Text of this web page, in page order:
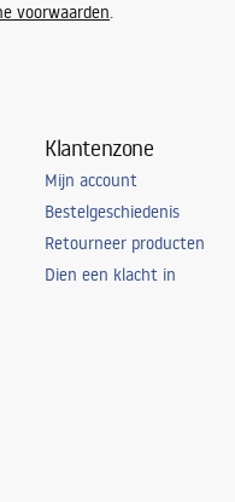
voorwaarden.
Klantenzone
Mijn account
Bestelgeschiedenis
Retourneer producten
Dien een klacht in